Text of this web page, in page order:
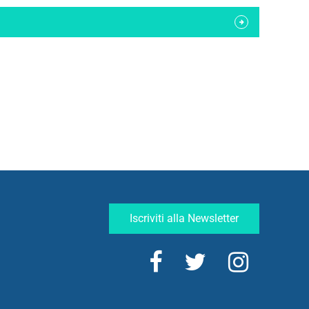
Iscriviti alla Newsletter